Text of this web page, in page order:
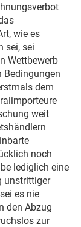
wie es
sei, sei
Wettbewerb
Bedingungen
dem
weit
noch
lediglich eine
unstrittiger
es nie
den Abzug
zur